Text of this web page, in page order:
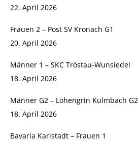
22. April 2026
Frauen 2 – Post SV Kronach G1
20. April 2026
Männer 1 – SKC Tröstau-Wunsiedel
18. April 2026
Männer G2 – Lohengrin Kulmbach G2
18. April 2026
Bavaria Karlstadt – Frauen 1